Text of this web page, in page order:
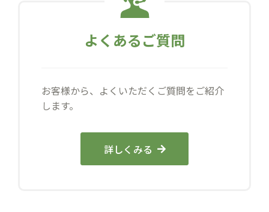
よくあるご質問
お客様から、よくいただくご質問をご紹介
します。
詳しくみる